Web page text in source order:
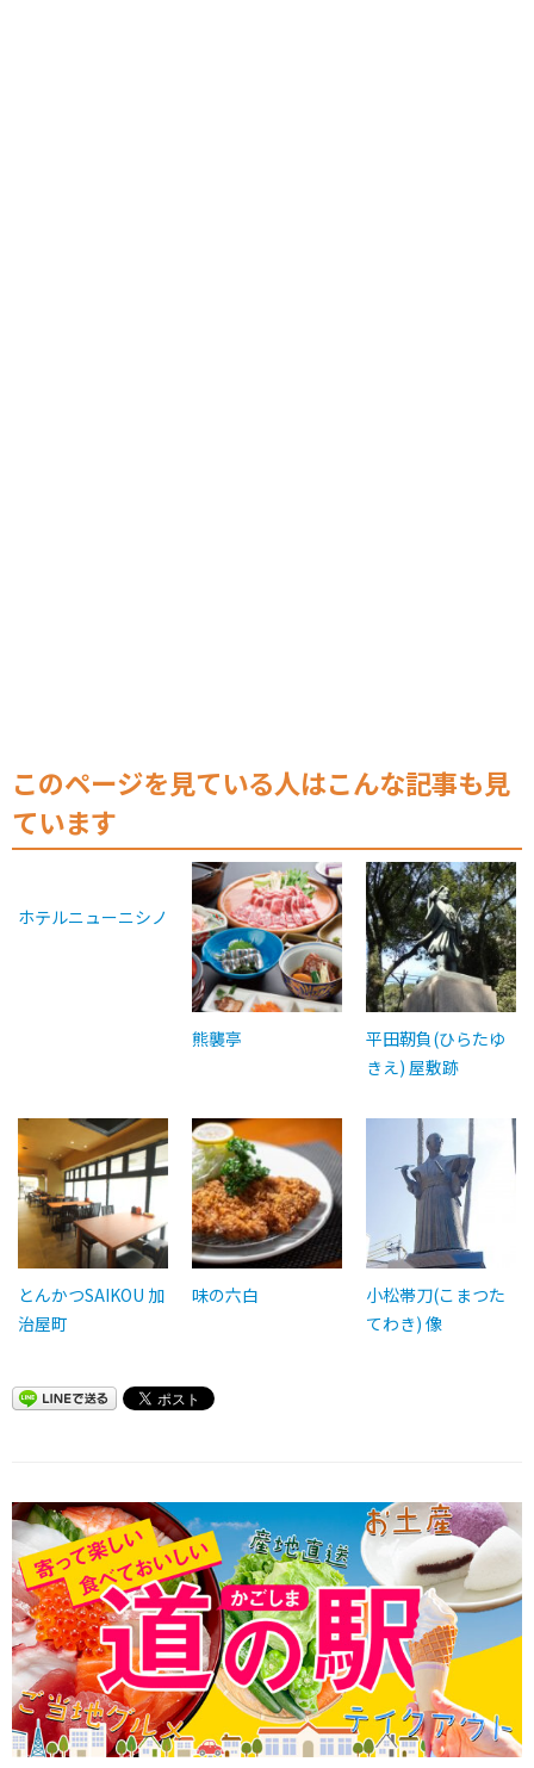
このページを見ている人はこんな記事も見
ています
ホテルニューニシノ
熊襲亭
平田靭負(ひらたゆ
きえ) 屋敷跡
とんかつSAIKOU 加
治屋町
味の六白
小松帯刀(こまつた
てわき) 像